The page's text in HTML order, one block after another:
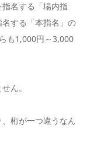
名する「場内指
する「本指名」の
も1,000円～3,000
ん。
桁が一つ違うなん